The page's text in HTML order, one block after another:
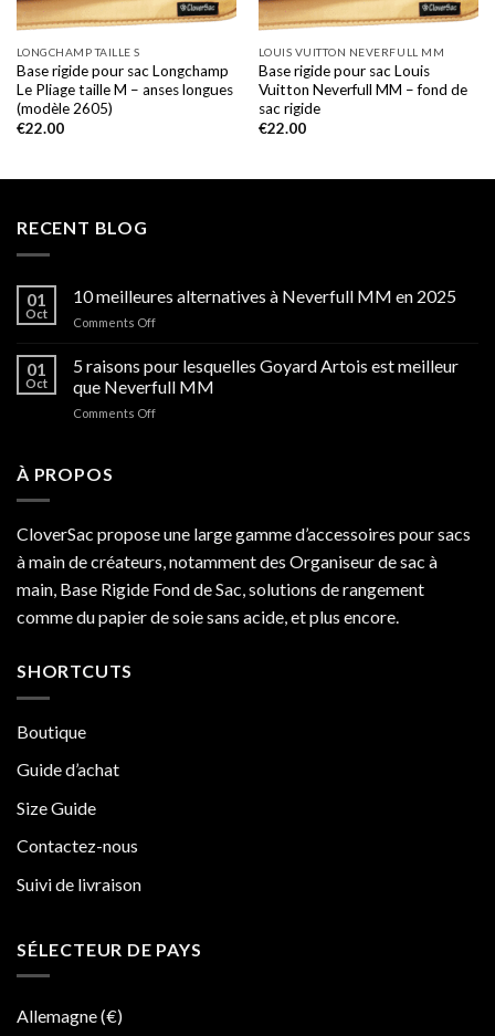
LONGCHAMP TAILLE S
Base rigide pour sac Longchamp
Le Pliage taille M – anses longues
(modèle 2605)
€22.00
LOUIS VUITTON NEVERFULL MM
Base rigide pour sac Louis
Vuitton Neverfull MM – fond de
sac rigide
€22.00
RECENT BLOG
01
Oct
10 meilleures alternatives à Neverfull MM en 2025
Comments Offon
meilleures
alternatives
à
Neverfull
01
Oct
5 raisons pour lesquelles Goyard Artois est meilleur
que Neverfull MM
Comments Offon
est
meilleur
que
Neverfull
MM
À PROPOS
CloverSac propose une large gamme d’accessoires pour sacs
à main de créateurs, notamment des Organiseur de sac à
main, Base Rigide Fond de Sac, solutions de rangement
comme du papier de soie sans acide, et plus encore.
SHORTCUTS
Boutique
Guide d’achat
Size Guide
Contactez-nous
Suivi de livraison
SÉLECTEUR DE PAYS
Allemagne (€)